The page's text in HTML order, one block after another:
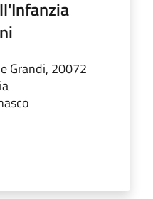
Grandi, 20072